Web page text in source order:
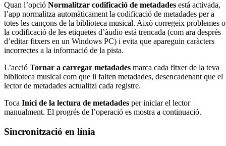
Quan l’opció Normalitzar codificació de metadades está activada,
l’app normalitza automàticament la codificació de metadades per a
totes les cançons de la biblioteca musical. Això corregeix problemes
la codificació de les etiquetes d’àudio está trencada (com ara després
d’editar fitxers en un Windows PC) i evita que apareguin caràcters
incorrectes a la informació de la pista.
L’acció Tornar a carregar metadades marca cada fitxer de la teva
biblioteca musical com que li falten metadades, desencadenant que el
lector de metadades actualitzi cada registre.
Toca Inici de la lectura de metadades per iniciar el lector
manualment. El progrés de l’operació es mostra a continuació.
Sincronització en línia